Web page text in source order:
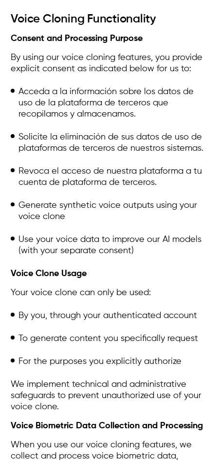
Voice Cloning Functionality
Consent and Processing Purpose
By using our voice cloning features, you provide
explicit consent as indicated below for us to:
Acceda a la información sobre los datos de
uso de la plataforma de terceros que
recopilamos y almacenamos.
Solicite la eliminación de sus datos de uso de
plataformas de terceros de nuestros sistemas.
Revoca el acceso de nuestra plataforma a tu
cuenta de plataforma de terceros.
Generate synthetic voice outputs using your
voice clone
Use your voice data to improve our AI models
(with your separate consent)
Voice Clone Usage
Your voice clone can only be used:
By you, through your authenticated account
To generate content you specifically request
For the purposes you explicitly authorize
We implement technical and administrative
safeguards to prevent unauthorized use of your
voice clone.
Voice Biometric Data Collection and Processing
When you use our voice cloning features, we
collect and process voice biometric data,